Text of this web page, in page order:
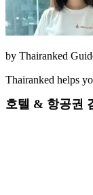
by Thairanked
Thairanked helps
호텔 & 항공권